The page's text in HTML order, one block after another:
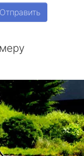
Отправить